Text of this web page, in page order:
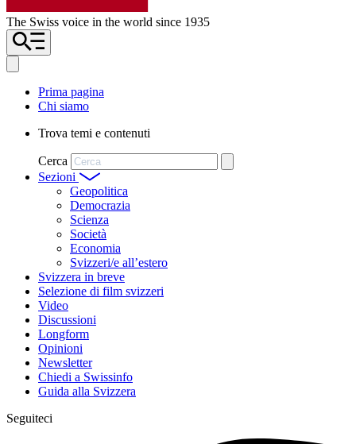
The Swiss voice in the world since 1935
Prima pagina
Chi siamo
Trova temi e contenuti
Cerca
Sezioni
Geopolitica
Democrazia
Scienza
Società
Economia
Svizzeri/e all’estero
Svizzera in breve
Selezione di film svizzeri
Video
Discussioni
Longform
Opinioni
Newsletter
Chiedi a Swissinfo
Guida alla Svizzera
Seguiteci